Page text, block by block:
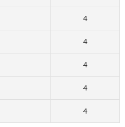
4
4
4
4
4